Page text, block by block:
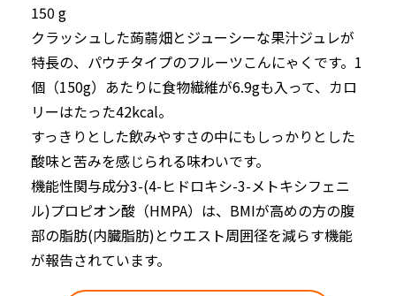
150 g
クラッシュした蒟蒻畑とジューシーな果汁ジュレが
特長の、パウチタイプのフルーツこんにゃくです。1
個（150g）あたりに食物繊維が6.9gも入って、カロ
リーはたった42kcal。
すっきりとした飲みやすさの中にもしっかりとした
酸味と苦みを感じられる味わいです。
機能性関与成分3-(4-ヒドロキシ-3-メトキシフェニ
ル)プロピオン酸（HMPA）は、BMIが高めの方の腹
部の脂肪(内臓脂肪)とウエスト周囲径を減らす機能
が報告されています。